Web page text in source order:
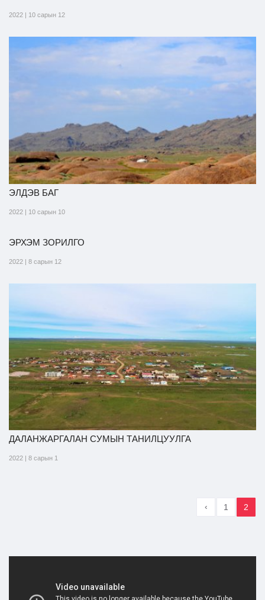
2022 | 10 сарын 12
ЭЛДЭВ БАГ
2022 | 10 сарын 10
ЭРХЭМ ЗОРИЛГО
2022 | 8 сарын 12
ДАЛАНЖАРГАЛАН СУМЫН ТАНИЛЦУУЛГА
2022 | 8 сарын 1
‹ 1 2